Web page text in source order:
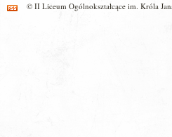
© II Liceum Ogólnokształcące im. Króla